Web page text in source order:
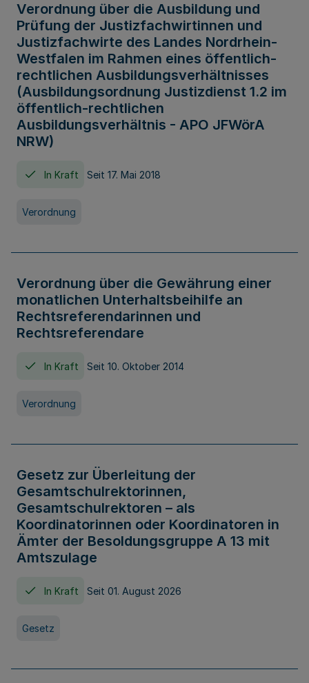
Verordnung über die Ausbildung und
Prüfung der Justizfachwirtinnen und
Justizfachwirte des Landes Nordrhein-
Westfalen im Rahmen eines öffentlich-
rechtlichen Ausbildungsverhältnisses
(Ausbildungsordnung Justizdienst 1.2 im
öffentlich-rechtlichen
Ausbildungsverhältnis - APO JFWörA
NRW)
In Kraft Seit 17. Mai 2018
Verordnung
Verordnung über die Gewährung einer
monatlichen Unterhaltsbeihilfe an
Rechtsreferendarinnen und
Rechtsreferendare
In Kraft Seit 10. Oktober 2014
Verordnung
Gesetz zur Überleitung der
Gesamtschulrektorinnen,
Gesamtschulrektoren – als
Koordinatorinnen oder Koordinatoren in
Ämter der Besoldungsgruppe A 13 mit
Amtszulage
In Kraft Seit 01. August 2026
Gesetz